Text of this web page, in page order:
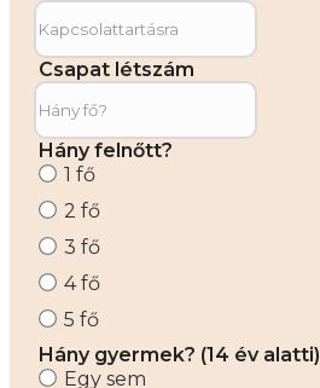
Csapat létszám
Hány felnőtt?
1 fő
2 fő
3 fő
4 fő
5 fő
Hány gyermek? (14 év alatti)
Egy sem